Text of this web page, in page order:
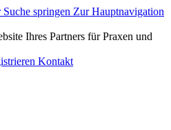
Suche springen Zur Hauptnavigation
Ihres Partners für Praxen und
Kontakt